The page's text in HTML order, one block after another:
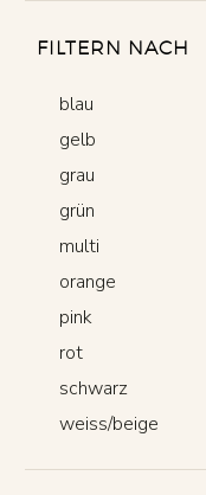
FILTERN NACH
blau
gelb
grau
grün
multi
orange
pink
rot
schwarz
weiss/beige